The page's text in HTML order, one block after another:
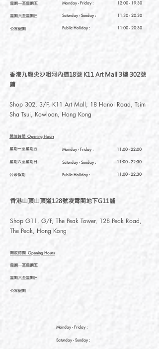
星期一至星期五
星期六至星期日
公眾假期
12:00 - 19:30
11:30 - 20:30
11:00 - 20:30
Monday - Friday :
Saturday- Sunday :
Public Holiday :
11:00 - 22:00
11:00 - 22:30
11:00 - 22:30
香港九龍尖沙咀河內道18號 K11 Art Mall 3樓 302號
鋪
Shop 302, 3/F, K11 Art Mall, 18 Hanoi Road, Tsim
Sha Tsui, Kowloon, Hong Kong
開放時間 Opening Hours
星期一至星期五
星期六至星期日
公眾假期
Monday - Friday :
Saturday- Sunday :
Public Holiday :
香港山頂山頂道128號凌霄閣地下G11舖
Shop G11, G/F, The Peak Tower, 128 Peak Road,
The Peak, Hong Kong
開放時間 Opening Hours
星期一至星期五
星期六至星期日
公眾假期
Monday - Friday :
Saturday- Sunday :